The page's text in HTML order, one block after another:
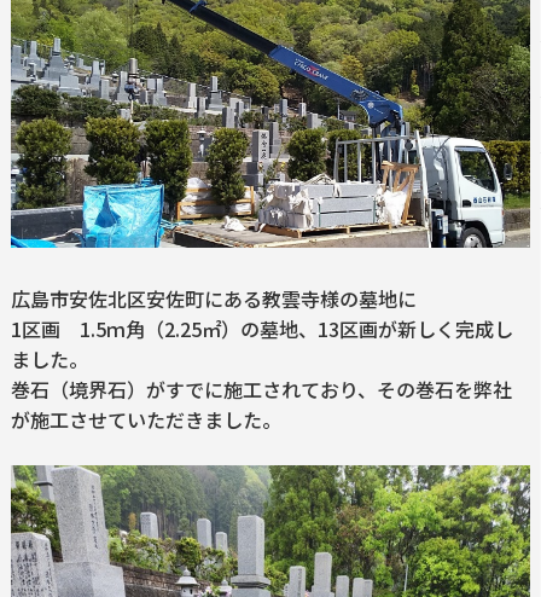
広島市安佐北区安佐町にある教雲寺様の墓地に
1区画 1.5ｍ角（2.25㎡）の墓地、13区画が新しく完成し
ました。
巻石（境界石）がすでに施工されており、その巻石を弊社
が施工させていただきました。